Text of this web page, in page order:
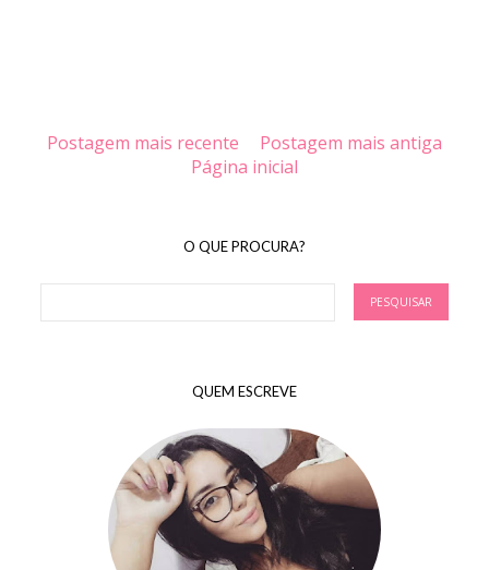
Postagem mais recente
Postagem mais antiga
Página inicial
O QUE PROCURA?
QUEM ESCREVE